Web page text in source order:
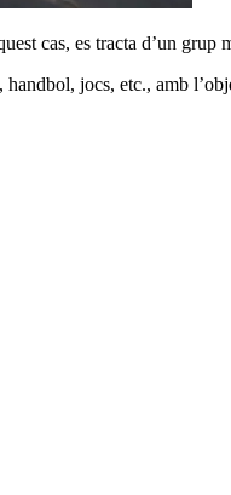
cas, es tracta d’un
jocs, etc., amb